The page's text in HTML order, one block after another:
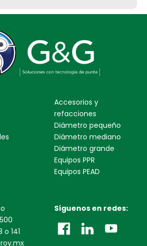
Accesorios y
refacciones
Diámetro pequeño
Diámetro mediano
Diámetro grande
Equipos PPR
Equipos PEAD
o 141
Síguenos en redes: